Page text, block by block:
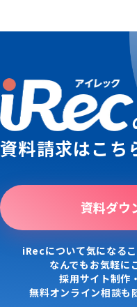
資料請求はこち
資料ダウ
iRecについて気になる
なんでもお気軽に
採用サイト制作
無料オンライン相談も